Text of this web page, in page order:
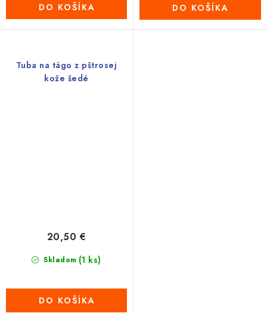
DO KOŠÍKA DO KOŠÍKA
Tuba na tágo z pštrosej
kože šedé
Skladom (1 ks)
20,50 €
DO KOŠÍKA